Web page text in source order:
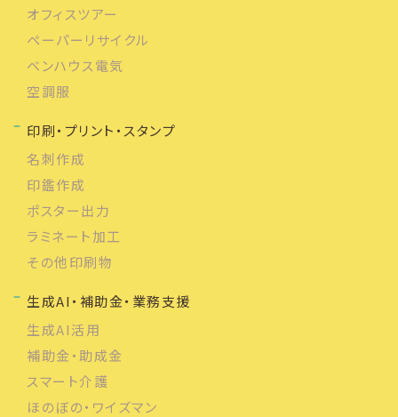
オフィスツアー
ペーパーリサイクル
ベンハウス電気
空調服
印刷・プリント・スタンプ
名刺作成
印鑑作成
ポスター出力
ラミネート加工
その他印刷物
生成AI・補助金・業務支援
生成AI活用
補助金・助成金
スマート介護
ほのぼの・ワイズマン